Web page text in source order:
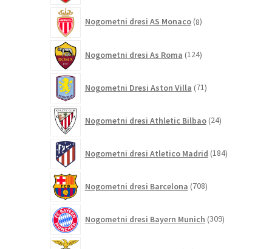
Nogometni dresi AS Monaco 8izdelkov
Nogometni dresi As Roma 124izdelkov
Nogometni Dresi Aston Villa 71izdelkov
Nogometni dresi Athletic Bilbao 24izdelkov
Nogometni dresi Atletico Madrid 184izdelkov
Nogometni dresi Barcelona 708izdelkov
Nogometni dresi Bayern Munich 309izdelkov